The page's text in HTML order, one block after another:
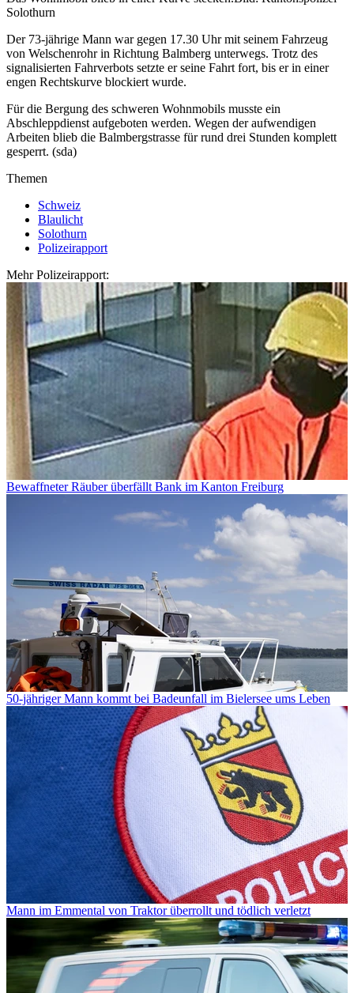
Solothurn
Der 73-jährige Mann war gegen 17.30 Uhr mit seinem Fahrzeug
von Welschenrohr in Richtung Balmberg unterwegs. Trotz des
signalisierten Fahrverbots setzte er seine Fahrt fort, bis er in einer
engen Rechtskurve blockiert wurde.
Für die Bergung des schweren Wohnmobils musste ein
Abschleppdienst aufgeboten werden. Wegen der aufwendigen
Arbeiten blieb die Balmbergstrasse für rund drei Stunden komplett
gesperrt. (sda)
Themen
Schweiz
Blaulicht
Solothurn
Polizeirapport
Mehr Polizeirapport:
Bewaffneter Räuber überfällt Bank im Kanton Freiburg
50-jähriger Mann kommt bei Badeunfall im Bielersee ums Leben
Mann im Emmental von Traktor überrollt und tödlich verletzt